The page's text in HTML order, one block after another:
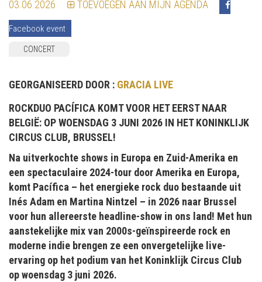
03.06.2026 TOEVOEGEN AAN MIJN AGENDA
Facebook event
CONCERT
GEORGANISEERD DOOR : GRACIA LIVE
ROCKDUO PACÍFICA KOMT VOOR HET EERST NAAR
BELGIË: OP WOENSDAG 3 JUNI 2026 IN HET KONINKLIJK
CIRCUS CLUB, BRUSSEL!
Na uitverkochte shows in Europa en Zuid-Amerika en
een spectaculaire 2024-tour door Amerika en Europa,
komt Pacífica – het energieke rock duo bestaande uit
Inés Adam en Martina Nintzel – in 2026 naar Brussel
voor hun allereerste headline-show in ons land! Met hun
aanstekelijke mix van 2000s-geïnspireerde rock en
moderne indie brengen ze een onvergetelijke live-
ervaring op het podium van het Koninklijk Circus Club
op woensdag 3 juni 2026.